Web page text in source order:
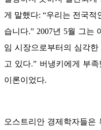
게 말했다: “우리는 전국적
습니다.” 2007년 5월 그는
임 시장으로부터의 심각한
고 있다.” 버냉키에게 부
이론이었다.
오스트리안 경제학자들은